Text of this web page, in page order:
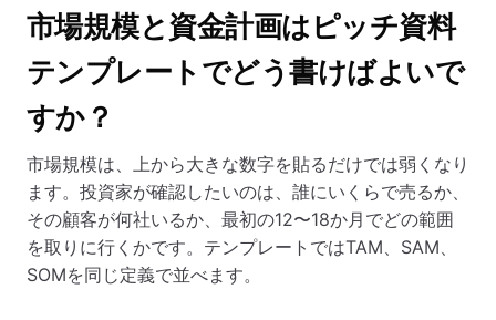
市場規模と資金計画はピッチ資料
テンプレートでどう書けばよいで
すか？
市場規模は、上から大きな数字を貼るだけでは弱くなり
ます。投資家が確認したいのは、誰にいくらで売るか、
その顧客が何社いるか、最初の12〜18か月でどの範囲
を取りに行くかです。テンプレートではTAM、SAM、
SOMを同じ定義で並べます。